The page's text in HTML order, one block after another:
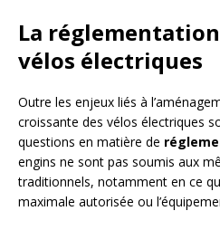
La
vélos électriques
Outre les enjeux liés à
croissante des vélos électriques
questions en matière de
engins ne sont pas soumis aux
traditionnels, notamment en ce
maximale autorisée ou